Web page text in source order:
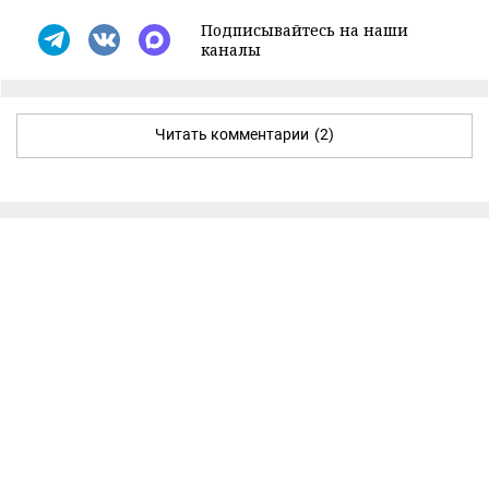
Подписывайтесь на наши
каналы
Читать комментарии (2)